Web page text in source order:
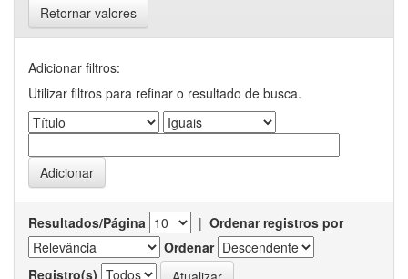
Retornar valores
Adicionar filtros:
Utilizar filtros para refinar o resultado de busca.
Resultados/Página | Ordenar registros por
Ordenar
Registro(s)